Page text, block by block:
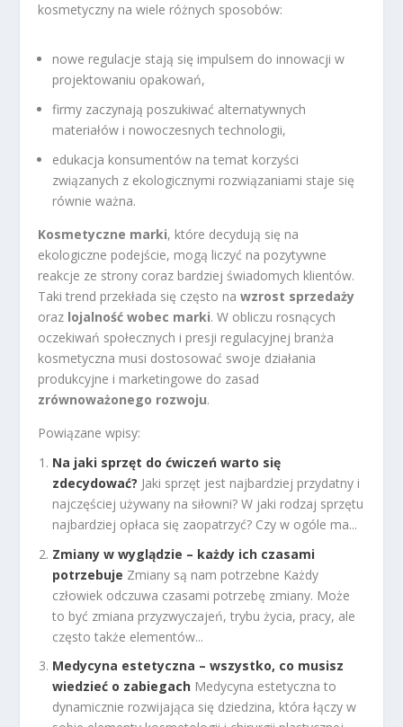
kosmetyczny na wiele różnych sposobów:
nowe regulacje stają się impulsem do innowacji w
projektowaniu opakowań,
firmy zaczynają poszukiwać alternatywnych
materiałów i nowoczesnych technologii,
edukacja konsumentów na temat korzyści
związanych z ekologicznymi rozwiązaniami staje się
równie ważna.
Kosmetyczne marki, które decydują się na
ekologiczne podejście, mogą liczyć na pozytywne
reakcje ze strony coraz bardziej świadomych klientów.
Taki trend przekłada się często nawzrost sprzedaży
oraz lojalność wobec marki. W obliczu rosnących
oczekiwań społecznych i presji regulacyjnej branża
kosmetyczna musi dostosować swoje działania
produkcyjne i marketingowe do zasad
zrównoważonego rozwoju.
Powiązane wpisy:
Na jaki sprzęt do ćwiczeń warto się
zdecydować? Jaki sprzęt jest najbardziej przydatny i
najczęściej używany na siłowni? W jaki rodzaj sprzętu
najbardziej opłaca się zaopatrzyć? Czy w ogóle ma...
Zmiany w wyglądzie – każdy ich czasami
potrzebuje Zmiany są nam potrzebne Każdy
człowiek odczuwa czasami potrzebę zmiany. Może
to być zmiana przyzwyczajeń, trybu życia, pracy, ale
często także elementów...
Medycyna estetyczna – wszystko, co musisz
wiedzieć o zabiegach Medycyna estetyczna to
dynamicznie rozwijająca się dziedzina, która łączy w